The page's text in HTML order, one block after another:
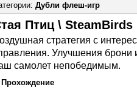
Дубли флеш-игр
Птиц \ SteamBirds
стратегия с
Улучшения
самолет непобедимым.
Прохождение